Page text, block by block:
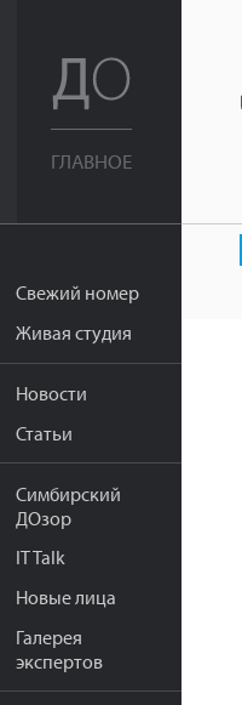
ГЛАВНОЕ
Свежий номер
Живая студия
Новости
Статьи
Симбирский
ДОзор
IT Talk
Новые лица
Галерея
экспертов